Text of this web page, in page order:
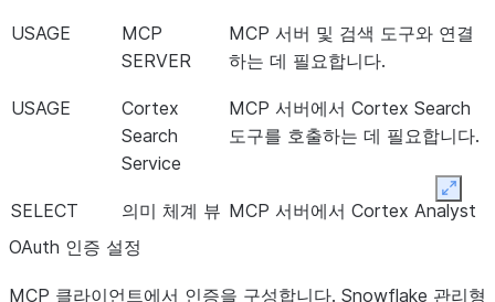
USAGE
MCP
SERVER
MCP 서버 및 검색 도구와 연결
하는 데 필요합니다.
USAGE
Cortex
Search
Service
MCP 서버에서 Cortex Search
도구를 호출하는 데 필요합니다.
SELECT 의미 체계 뷰 MCP 서버에서 Cortex Analyst
USAGE Cortex MCP 서버에서 Cortex Analyst
OAuth 인증 설정
MCP 클라이언트에서 인증을 구성합니다. Snowflake 관리형